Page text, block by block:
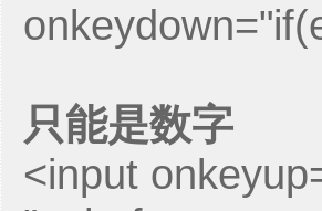
只能是数字
<input